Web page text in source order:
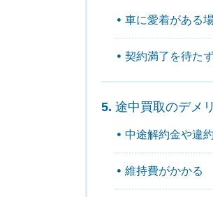
車に愛着がある
契約満了を待た
途中買取のデメ
中途解約金や違
維持費がかかる